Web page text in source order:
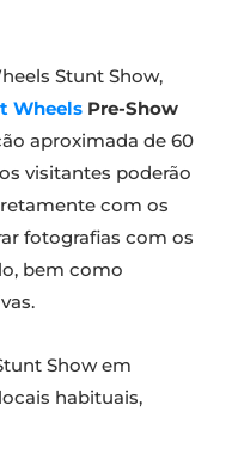
Stunt Show,
Wheels Pre-Show
aproximada de 60
visitantes poderão
com os
fotografias com os
bem como
Show em
habituais,